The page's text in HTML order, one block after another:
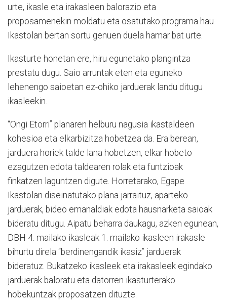
urte, ikasle eta irakasleen balorazio eta
proposamenekin moldatu eta osatutako programa hau
Ikastolan bertan sortu genuen duela hamar bat urte.
Ikasturte honetan ere, hiru egunetako plangintza
prestatu dugu. Saio arruntak eten eta eguneko
lehenengo saioetan ez-ohiko jarduerak landu ditugu
ikasleekin.
“Ongi Etorri” planaren helburu nagusia ikastaldeen
kohesioa eta elkarbizitza hobetzea da. Era berean,
jarduera horiek talde lana hobetzen, elkar hobeto
ezagutzen edota taldearen rolak eta funtzioak
finkatzen laguntzen digute. Horretarako, Egape
Ikastolan diseinatutako plana jarraituz, aparteko
jarduerak, bideo emanaldiak edota hausnarketa saioak
bideratu ditugu. Aipatu beharra daukagu, azken egunean,
DBH 4. mailako ikasleak 1. mailako ikasleen irakasle
bihurtu direla “berdinengandik ikasiz” jarduerak
bideratuz. Bukatzeko ikasleek eta irakasleek egindako
jarduerak baloratu eta datorren ikasturterako
hobekuntzak proposatzen dituzte.